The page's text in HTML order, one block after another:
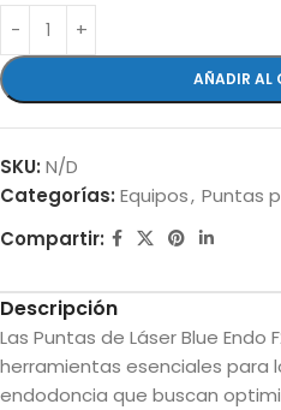
AÑADIR AL
SKU: N/D
Categorías: Equipos, Puntas
Compartir:
Descripción
Las Puntas de Láser Blue Endo
herramientas esenciales para
endodoncia que buscan